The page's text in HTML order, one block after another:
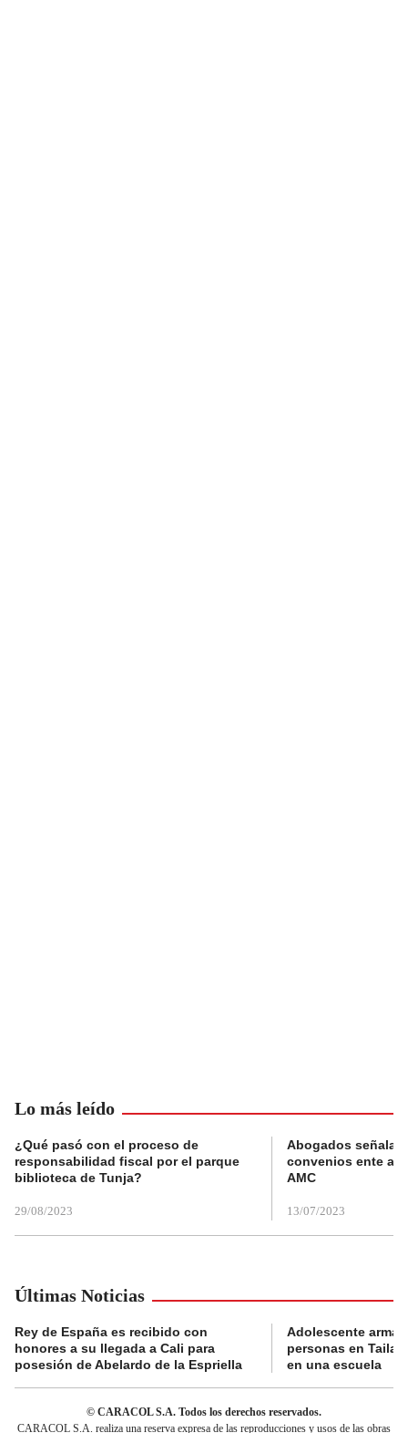
Lo más leído
¿Qué pasó con el proceso de
responsabilidad fiscal por el parque
biblioteca de Tunja?
29/08/2023
Abogados
convenios ente
AMC
13/07/2023
Últimas Noticias
Rey de España es recibido con
honores a su llegada a Cali para
posesión de Abelardo de la Espriella
Adolescente
personas en
en una escuela
© CARACOL S.A. Todos los derechos reservados.
CARACOL S.A. realiza una reserva expresa de las reproducciones y usos de las obras